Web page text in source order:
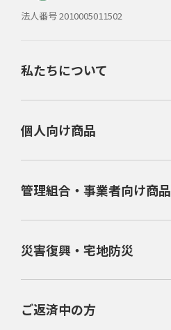
法人番号 2010005011502
私たちについて
個人向け商品
管理組合・事業者向け商品
災害復興・宅地防災
ご返済中の方